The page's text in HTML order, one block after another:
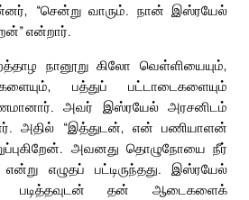
“சென்று வாரும். நான் இஸ்ரயேல்
என்றார்.
நானூறு கிலோ வெள்ளியையும்,
பத்துப் பட்டாடைகளையும்
அவர் இஸ்ரயேல் அரசனிடம்
அதில் “இத்துடன், என் பணியாளன்
அவனது தொழுநோயை நீர்
எழுதப் பட்டிருந்தது. இஸ்ரயேல்
தன் ஆடைகளைக்